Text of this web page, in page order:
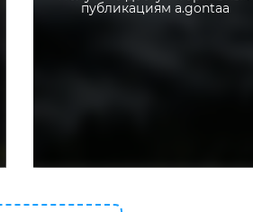
публикациям a.gontaa